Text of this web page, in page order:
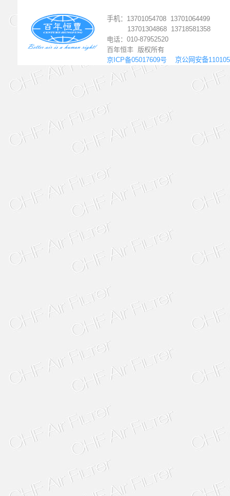
手机： 13701054708 13701064499
13701304868 13718581358
电话：010-87952520
百年恒丰 版权所有
京ICP备05017609号 京公网安备